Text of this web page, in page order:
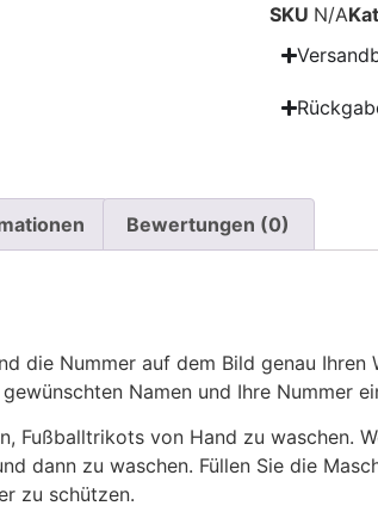
SKU N/A
Bewertungen (0)
die Nummer auf dem Bild genau
Namen und Ihre Nummer
Fußballtrikots von Hand zu waschen.
dann zu waschen. Füllen Sie die
zu schützen.